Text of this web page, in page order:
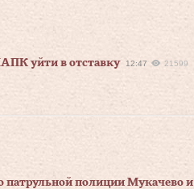
уйти в отставку
12:47 21599
патрульной полиции Мукачево и